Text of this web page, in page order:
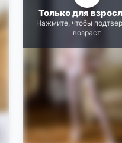
Только для
Нажмите, чтобы
возраст